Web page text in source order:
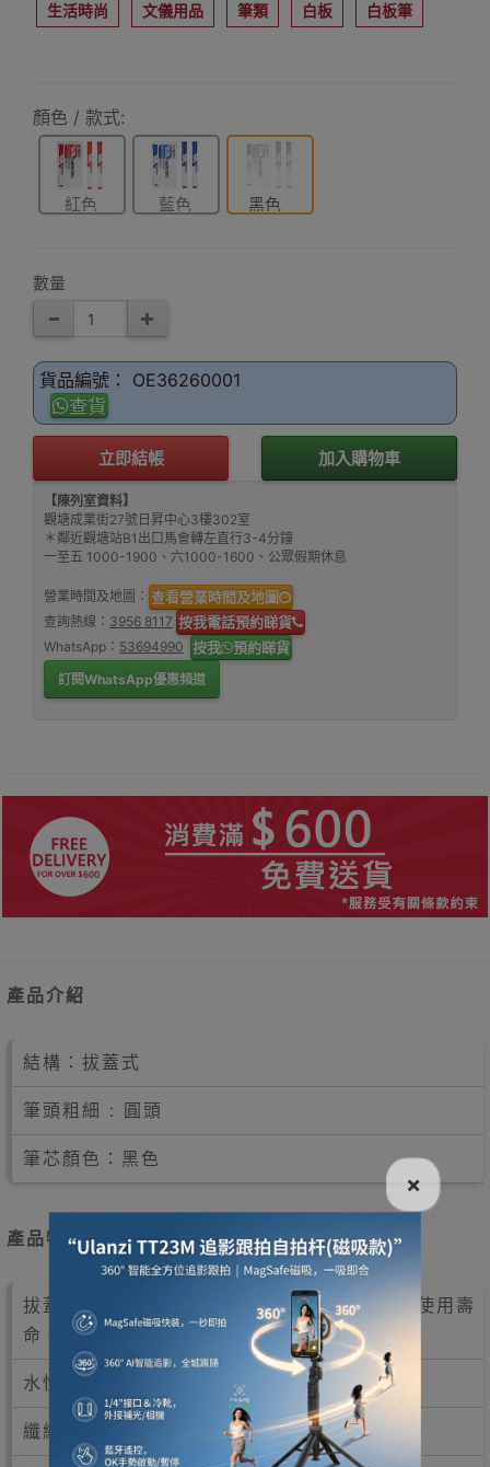
生活時尚 文儀用品 筆類 白板 白板筆
顏色 / 款式:
紅色 藍色 黑色
數量
貨品編號： OE36260001
查貨
立即結帳 加入購物車
【陳列室資料】
觀塘成業街27號日昇中心3樓302室
＊鄰近觀塘站B1出口馬會轉左直行3-4分鐘
一至五 1000-1900、六1000-1600、公眾假期休息
營業時間及地圖： 查看營業時間及地圖
查詢熱線： 3956 8117 按我電話預約睇貨
WhatsApp： 53694990 按我 預約睇貨
訂閱WhatsApp優惠頻道
產品介紹
結構：拔蓋式
筆頭粗細 : 圓頭
筆芯顏色：黑色
產品特點
拔蓋式設計，保護筆尖，防止油墨揮發及延長使用壽
命。
水性油墨，可輕易擦除。
纖維筆頭，出墨更流暢。
×